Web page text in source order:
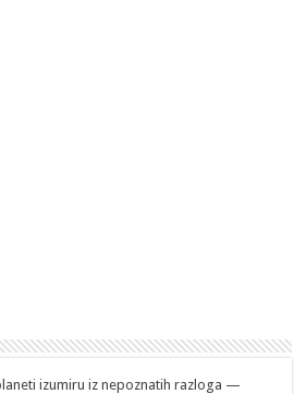
izumiru iz nepoznatih razloga —